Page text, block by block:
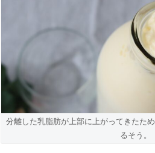
分離した乳脂肪が上部に上がってきたた
るそう。